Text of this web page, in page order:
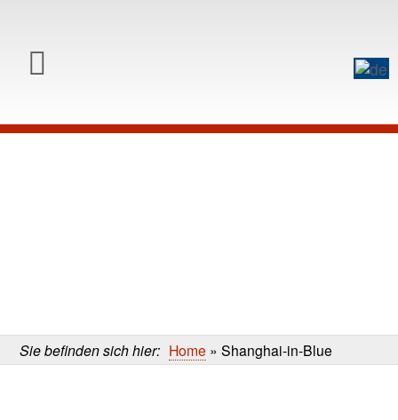
to
Skip to content
Sie befinden sich hier: Home »Shanghai-in-Blue